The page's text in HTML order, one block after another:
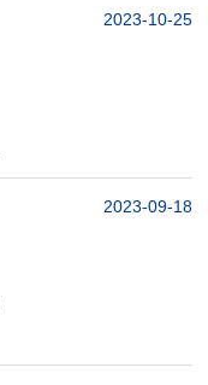
25
2023-10
18
2023-09